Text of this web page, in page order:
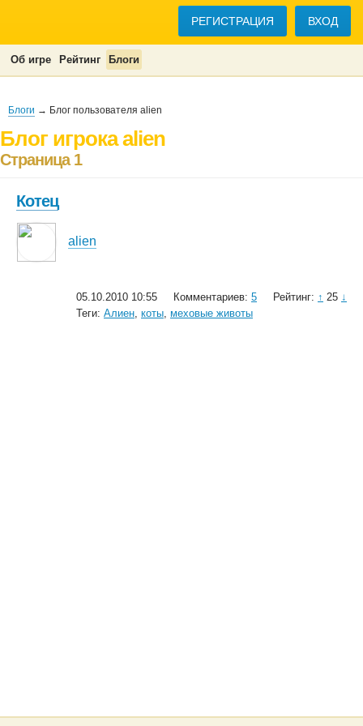
РЕГИСТРАЦИЯ ВХОД
Об игре Рейтинг Блоги
Блоги → Блог пользователя alien
Блог игрока alien
Страница 1
Котец
alien
05.10.2010 10:55 Комментариев: 5 Рейтинг: ↑ 25 ↓
Теги: Алиен, коты, меховые животы